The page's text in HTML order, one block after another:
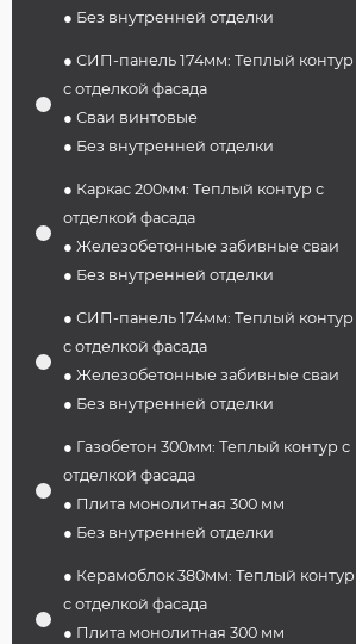
● Без внутренней отделки
● СИП-панель 174мм: Теплый контур
с отделкой фасада
● Сваи винтовые
● Без внутренней отделки
● Каркас 200мм: Теплый контур с
отделкой фасада
● Железобетонные забивные сваи
● Без внутренней отделки
● СИП-панель 174мм: Теплый контур
с отделкой фасада
● Железобетонные забивные сваи
● Без внутренней отделки
● Газобетон 300мм: Теплый контур с
отделкой фасада
● Плита монолитная 300 мм
● Без внутренней отделки
● Керамоблок 380мм: Теплый контур
с отделкой фасада
● Плита монолитная 300 мм